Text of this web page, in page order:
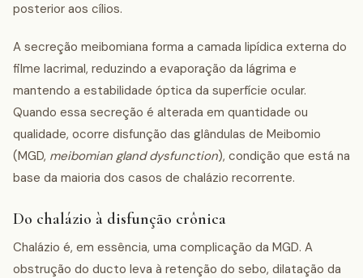
posterior aos cílios.
A secreção meibomiana forma a camada lipídica externa do
filme lacrimal, reduzindo a evaporação da lágrima e
mantendo a estabilidade óptica da superfície ocular.
Quando essa secreção é alterada em quantidade ou
qualidade, ocorre disfunção das glândulas de Meibomio
(MGD, meibomian gland dysfunction), condição que está na
base da maioria dos casos de chalázio recorrente.
Do chalázio à disfunção crônica
Chalázio é, em essência, uma complicação da MGD. A
obstrução do ducto leva à retenção do sebo, dilatação da